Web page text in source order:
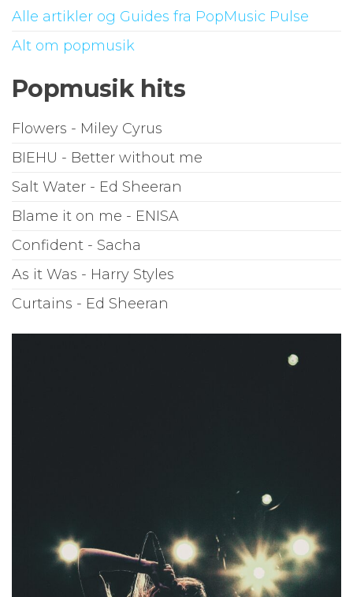
Alle artikler og Guides fra PopMusic Pulse
Alt om popmusik
Popmusik hits
Flowers - Miley Cyrus
BIEHU - Better without me
Salt Water - Ed Sheeran
Blame it on me - ENISA
Confident - Sacha
As it Was - Harry Styles
Curtains - Ed Sheeran